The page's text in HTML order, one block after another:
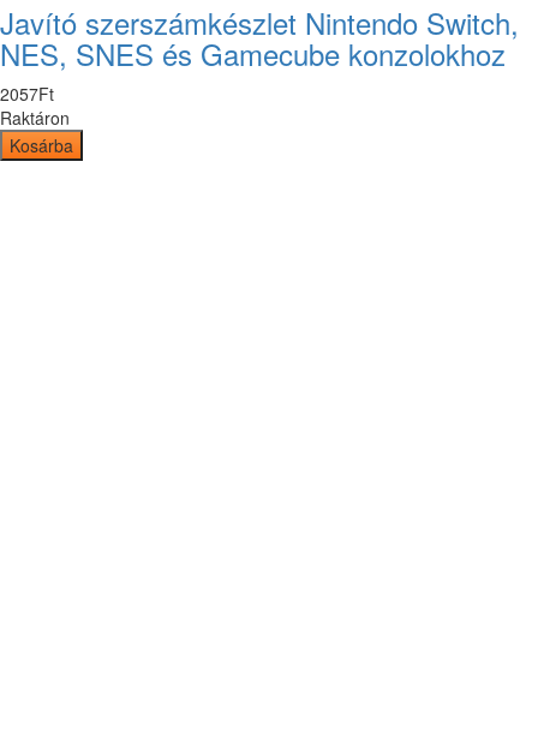
Javító szerszámkészlet Nintendo Switch,
NES, SNES és Gamecube konzolokhoz
2057Ft
Raktáron
Kosárba